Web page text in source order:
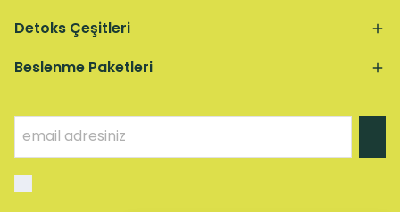
Detoks Çeşitleri
Beslenme Paketleri